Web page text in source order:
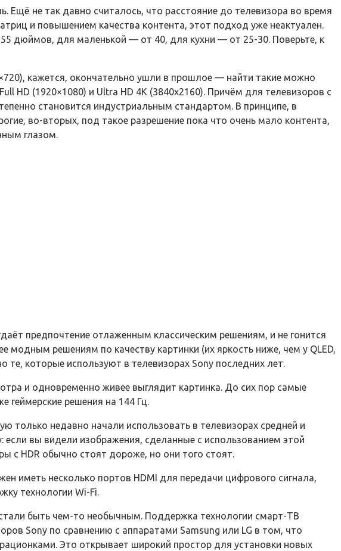
Ещё не так давно считалось, что расстояние до телевизора во время
и повышением качества контента, этот подход уже неактуален.
дюймов, для маленькой — от 40, для кухни — от 25-30. Поверьте, к
кажется, окончательно ушли в прошлое — найти такие можно
HD (1920×1080) и Ultra HD 4K (3840х2160). Причём для телевизоров с
становится индустриальным стандартом. В принципе, в
во-вторых, под такое разрешение пока что очень мало контента,
глазом.
предпочтение отлаженным классическим решениям, и не гонится
модным решениям по качеству картинки (их яркость ниже, чем у QLED,
те, которые используют в телевизорах Sony последних лет.
и одновременно живее выглядит картинка. До сих пор самые
геймерские решения на 144 Гц.
только недавно начали использовать в телевизорах средней и
если вы видели изображения, сделанные с использованием этой
с HDR обычно стоят дороже, но они того стоят.
иметь несколько портов HDMI для передачи цифрового сигнала,
технологии Wi-Fi.
быть чем-то необычным. Поддержка технологии смарт-ТВ
Sony по сравнению с аппаратами Samsung или LG в том, что
Это открывает широкий простор для установки новых